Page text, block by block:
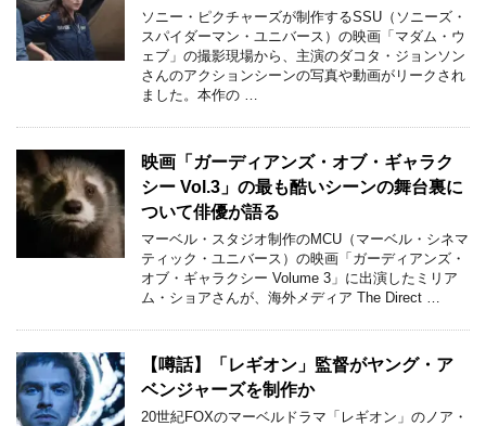
ソニー・ピクチャーズが制作するSSU（ソニーズ・
スパイダーマン・ユニバース）の映画「マダム・ウ
ェブ」の撮影現場から、主演のダコタ・ジョンソン
さんのアクションシーンの写真や動画がリークされ
ました。本作の …
映画「ガーディアンズ・オブ・ギャラク
シー Vol.3」の最も酷いシーンの舞台裏に
ついて俳優が語る
マーベル・スタジオ制作のMCU（マーベル・シネマ
ティック・ユニバース）の映画「ガーディアンズ・
オブ・ギャラクシー Volume 3」に出演したミリア
ム・ショアさんが、海外メディア The Direct …
【噂話】「レギオン」監督がヤング・ア
ベンジャーズを制作か
20世紀FOXのマーベルドラマ「レギオン」のノア・